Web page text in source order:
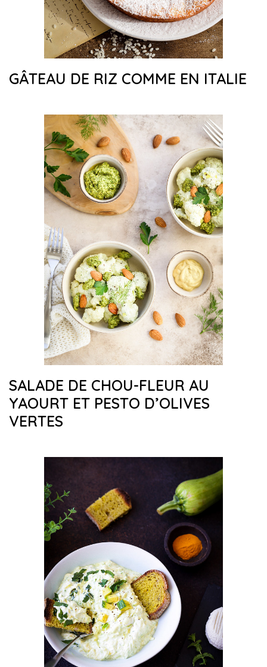
GÂTEAU DE RIZ COMME EN ITALIE
SALADE DE CHOU-FLEUR AU
YAOURT ET PESTO D’OLIVES
VERTES